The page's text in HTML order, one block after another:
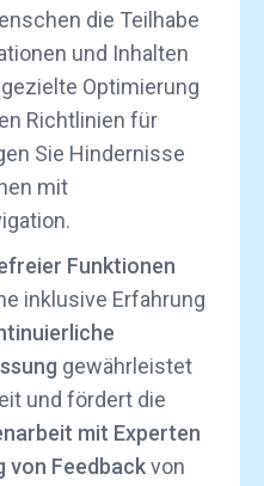
die Teilhabe
und Inhalten
Optimierung
Richtlinien für
Sie Hindernisse
mit
Funktionen
inklusive Erfahrung
gewährleistet
und fördert die
mit Experten
von Feedbackvon